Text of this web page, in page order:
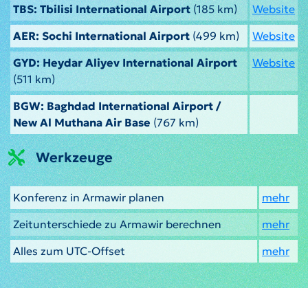
TBS: Tbilisi International Airport(185 km)
Website
AER: Sochi International Airport (499 km)
Website
GYD: Heydar Aliyev International Airport
(511 km)
Website
BGW: Baghdad International Airport /
New Al Muthana Air Base (767 km)
Werkzeuge
Konferenz in Armawir planen
mehr
Zeitunterschiede zu Armawir berechnen
mehr
Alles zum UTC-Offset
mehr